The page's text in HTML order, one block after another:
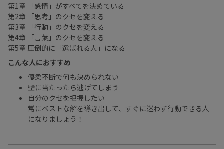
第1章 「感情」がすべてを決めている
第2章 「思考」のクセを変える
第3章 「行動」のクセを変える
第4章 「言葉」のクセを変える
第5章 圧倒的に「選ばれる人」になる
こんな人におすすめ
優柔不断で何も決められない
壁に当たったら逃げてしまう
自分のクセを把握したい
常にベストな解を導き出して、すぐに迷わず行動できる人
になりましょう！